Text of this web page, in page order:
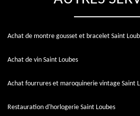
Achat de montre gousset et bracelet Saint
Achat de vin Saint Loubes
Achat fourrures et maroquinerie vintage Saint
Restauration d'horlogerie Saint Loubes